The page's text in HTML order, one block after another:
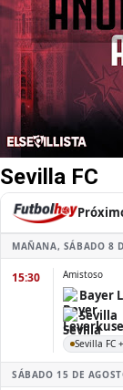
Sevilla FC